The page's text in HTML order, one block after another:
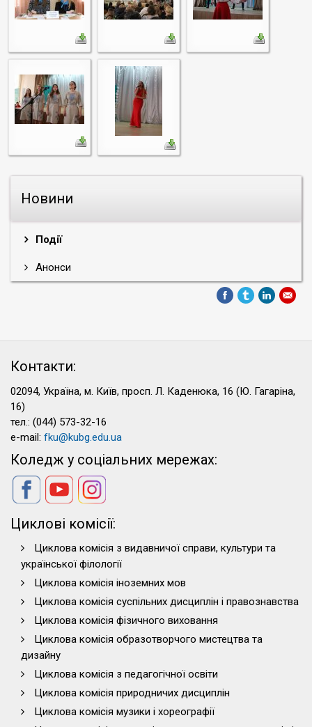
Новини
Події
Анонси
Контакти:
02094, Україна, м. Київ, просп. Л. Каденюка, 16 (Ю. Гагаріна,
16)
тел.: (044) 573-32-16
e-mail: fku@kubg.edu.ua
Коледж у соціальних мережах:
Циклові комісії:
Циклова комісія з видавничої справи, культури та
української філології
Циклова комісія іноземних мов
Циклова комісія суспільних дисциплін і правознавства
Циклова комісія фізичного виховання
Циклова комісія образотворчого мистецтва та
дизайну
Циклова комісія з педагогічної освіти
Циклова комісія природничих дисциплін
Циклова комісія музики і хореографії